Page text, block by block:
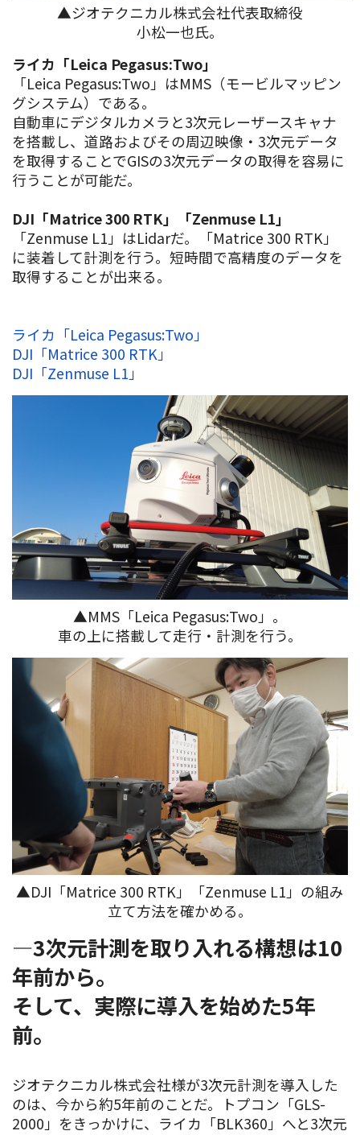
▲ジオテクニカル株式会社代表取締役
小松一也氏。
ライカ「Leica Pegasus:Two」
「Leica Pegasus:Two」はMMS（モービルマッピン
グシステム）である。
自動車にデジタルカメラと3次元レーザースキャナ
を搭載し、道路およびその周辺映像・3次元データ
を取得することでGISの3次元データの取得を容易に
行うことが可能だ。
DJI「Matrice 300 RTK」「Zenmuse L1」
「Zenmuse L1」はLidarだ。「Matrice 300 RTK」
に装着して計測を行う。短時間で高精度のデータを
取得することが出来る。
ライカ「Leica Pegasus:Two」
DJI「Matrice 300 RTK」
DJI「Zenmuse L1」
▲MMS「Leica Pegasus:Two」。
車の上に搭載して走行・計測を行う。
▲DJI「Matrice 300 RTK」「Zenmuse L1」の組み
立て方法を確かめる。
―3次元計測を取り入れる構想は10
年前から。
そして、実際に導入を始めた5年
前。
ジオテクニカル株式会社様が3次元計測を導入した
のは、今から約5年前のことだ。トプコン「GLS-
2000」をきっかけに、ライカ「BLK360」へと3次元